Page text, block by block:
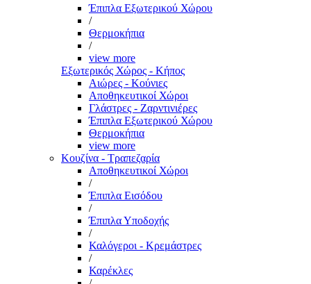
Έπιπλα Εξωτερικού Χώρου
/
Θερμοκήπια
/
view more
Εξωτερικός Χώρος - Κήπος
Αιώρες - Κούνιες
Αποθηκευτικοί Χώροι
Γλάστρες - Ζαρντινιέρες
Έπιπλα Εξωτερικού Χώρου
Θερμοκήπια
view more
Κουζίνα - Τραπεζαρία
Αποθηκευτικοί Χώροι
/
Έπιπλα Εισόδου
/
Έπιπλα Υποδοχής
/
Καλόγεροι - Κρεμάστρες
/
Καρέκλες